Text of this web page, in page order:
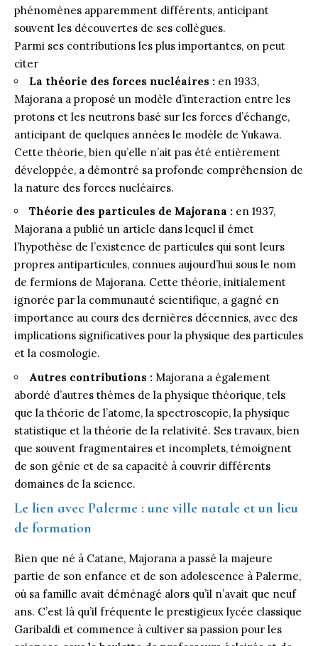
phénomènes apparemment différents, anticipant
souvent les découvertes de ses collègues.
Parmi ses contributions les plus importantes, on peut
citer
La théorie des forces nucléaires : en 1933,
Majorana a proposé un modèle d’interaction entre les
protons et les neutrons basé sur les forces d’échange,
anticipant de quelques années le modèle de Yukawa.
Cette théorie, bien qu’elle n’ait pas été entièrement
développée, a démontré sa profonde compréhension de
la nature des forces nucléaires.
Théorie des particules de Majorana : en 1937,
Majorana a publié un article dans lequel il émet
l’hypothèse de l’existence de particules qui sont leurs
propres antiparticules, connues aujourd’hui sous le nom
de fermions de Majorana. Cette théorie, initialement
ignorée par la communauté scientifique, a gagné en
importance au cours des dernières décennies, avec des
implications significatives pour la physique des particules
et la cosmologie.
Autres contributions : Majorana a également
abordé d’autres thèmes de la physique théorique, tels
que la théorie de l’atome, la spectroscopie, la physique
statistique et la théorie de la relativité. Ses travaux, bien
que souvent fragmentaires et incomplets, témoignent
de son génie et de sa capacité à couvrir différents
domaines de la science.
Le lien avec Palerme : une ville natale et un lieu
de formation
Bien que né à Catane, Majorana a passé la majeure
partie de son enfance et de son adolescence à Palerme,
où sa famille avait déménagé alors qu’il n’avait que neuf
ans. C’est là qu’il fréquente le prestigieux lycée classique
Garibaldi et commence à cultiver sa passion pour les